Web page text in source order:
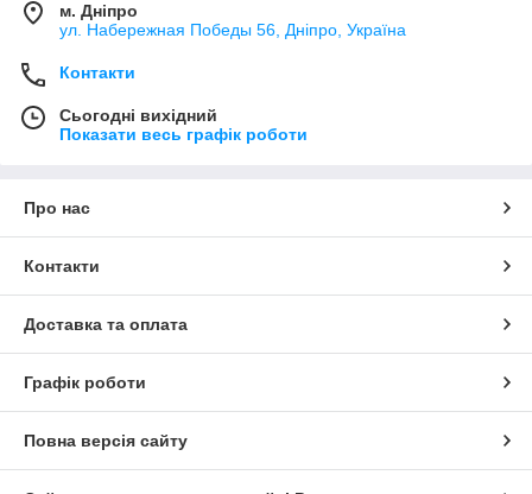
м. Дніпро
ул. Набережная Победы 56, Дніпро, Україна
Контакти
Сьогодні вихідний
Показати весь графік роботи
Про нас
Контакти
Доставка та оплата
Графік роботи
Повна версія сайту